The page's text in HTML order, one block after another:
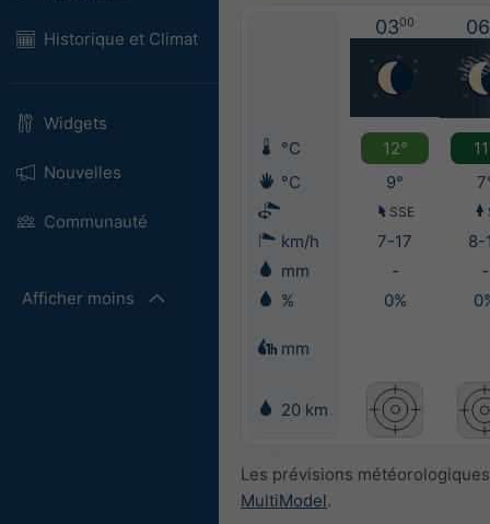
Historique et Climat
Widgets
Nouvelles
Communauté
Afficher moins
0300 06
°C 12°
°C
9°
SSE
km/h 7-17 8-
mm
- -
%
0%
mm
20 km
Les prévisions
MultiModel.